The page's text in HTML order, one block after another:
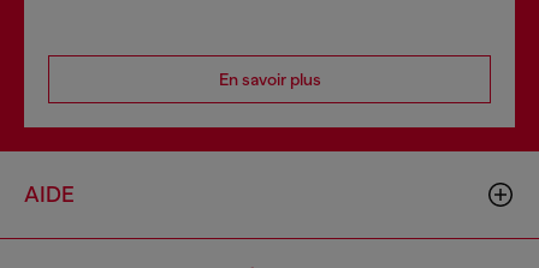
En savoir plus
AIDE